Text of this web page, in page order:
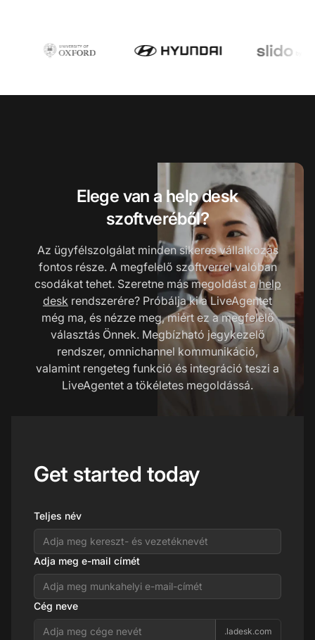
Elege van a help desk
szoftveréből?
Az ügyfélszolgálat minden sikeres vállalkozás
fontos része. A megfelelő szoftverrel valóban
csodákat tehet. Szeretne más megoldást ahelp
desk rendszerére? Próbálja ki a LiveAgentet
még ma, és nézze meg, miért ez a megfelelő
választás Önnek. Megbízható jegykezelő
rendszer, omnichannel kommunikáció,
valamint rengeteg funkció és integráció teszi a
LiveAgentet a tökéletes megoldássá.
Get started today
Teljes név
Adja meg e-mail címét
Cég neve
.ladesk.com